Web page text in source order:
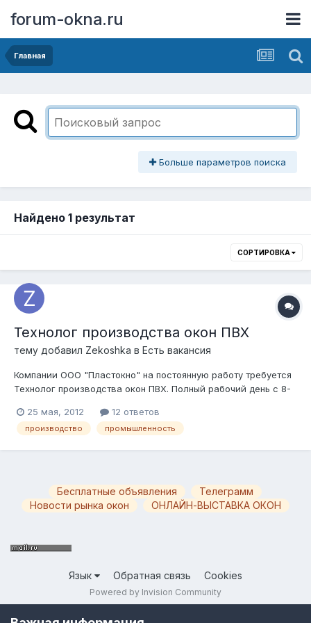
forum-okna.ru
Главная
Больше параметров поиска
Найдено 1 результат
СОРТИРОВКА
Технолог производства окон ПВХ
тему добавил Zekoshka в Есть вакансия
Компании ООО "Пластокно" на постоянную работу требуется
Технолог производства окон ПВХ. Полный рабочий день с 8-
заказов, поступающих на производство; подготовка рабочей
документации; контроль технологического процесса,
25 мая, 2012 12 ответов
производство промышленность
Бесплатные объявления
Телеграмм
Новости рынка окон
ОНЛАЙН-ВЫСТАВКА ОКОН
Язык Обратная связь Cookies
Powered by Invision Community